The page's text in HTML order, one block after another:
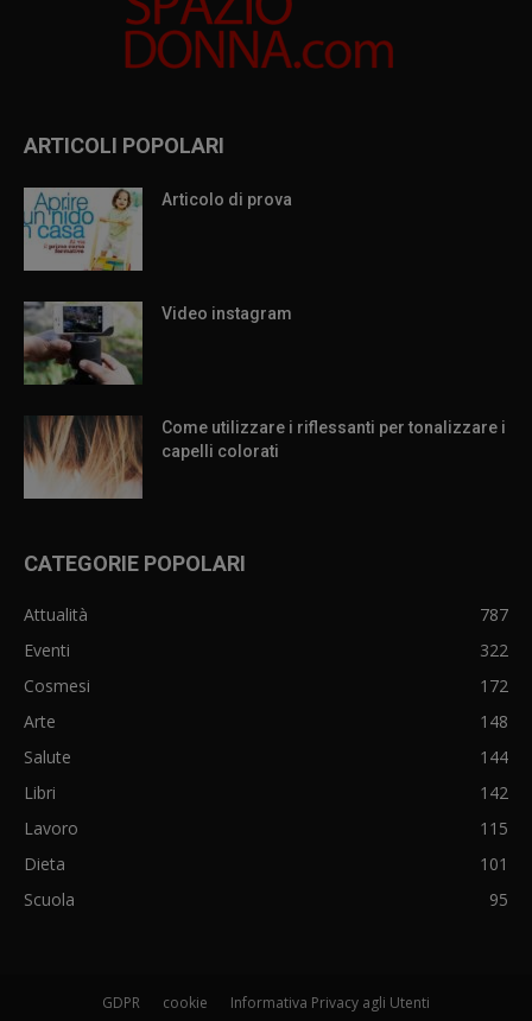
ARTICOLI POPOLARI
Articolo di prova
Video instagram
Come utilizzare i riflessanti per tonalizzare i
capelli colorati
CATEGORIE POPOLARI
Attualità
787
Eventi
322
Cosmesi
172
Arte
148
Salute
144
Libri
142
Lavoro
115
Dieta
101
Scuola
95
GDPR cookie Informativa Privacy agli Utenti